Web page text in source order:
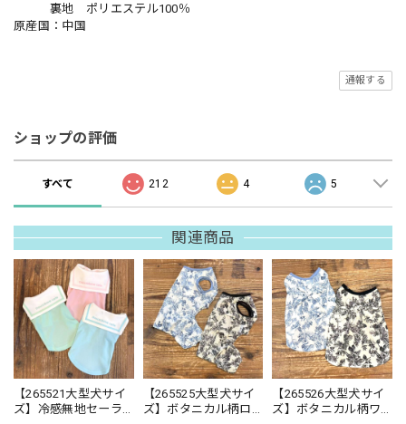
裏地 ポリエステル100％
原産国：中国
通報する
ショップの評価
すべて 212 4 5
関連商品
【265521大型犬サイ
ズ】冷感無地セーラ
【265525大型犬サイ
ズ】ボタニカル柄ロ
【265526大型犬サイ
ズ】ボタニカル柄ワ